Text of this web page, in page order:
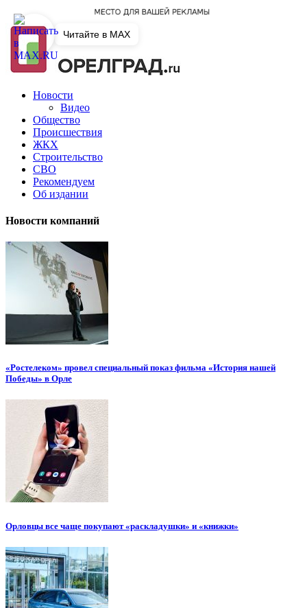
Новости
Видео
Общество
Происшествия
ЖКХ
Строительство
СВО
Рекомендуем
Об издании
Новости компаний
«Ростелеком» провел специальный показ фильма «История нашей
Победы» в Орле
Орловцы все чаще покупают «раскладушки» и «книжки»
Читайте в MAX